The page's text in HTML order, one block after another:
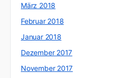
März 2018
Februar 2018
Januar 2018
Dezember 2017
November 2017